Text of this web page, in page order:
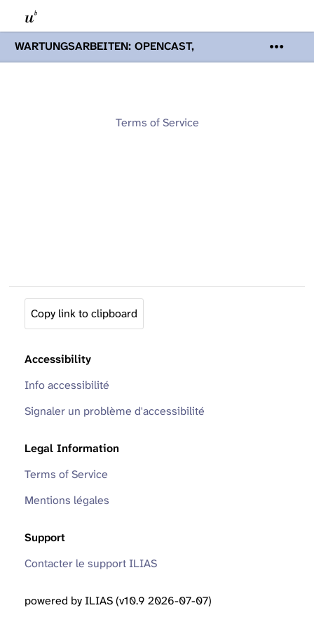
WARTUNGSARBEITEN: OPENCAST,
PODCASTS & TOBIRA
Mi 19. August
Opencast-Videos und Tobira nicht zur
Terms of Service
Copy link to clipboard
Accessibility
Info accessibilité
Signaler un problème d'accessibilité
Legal Information
Terms of Service
Mentions légales
Support
Contacter le support ILIAS
powered by ILIAS (v10.9 2026-07-07)